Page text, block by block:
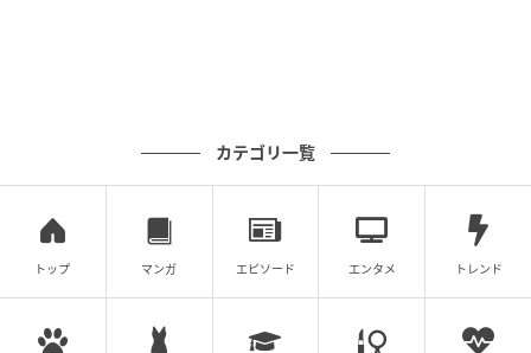
クリエイター情報
尾持トモ
関西在住。アルバイトと漫画を兼業している。 自分
ッと話など…。 きっと共感できる、誰かに寄り添え
カテゴリ一覧
トップ マンガ エピソード エンタメ トレンド